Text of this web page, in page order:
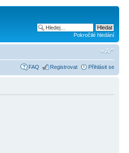
Pokročilé hledání
FAQ Registrovat Přihlásit se